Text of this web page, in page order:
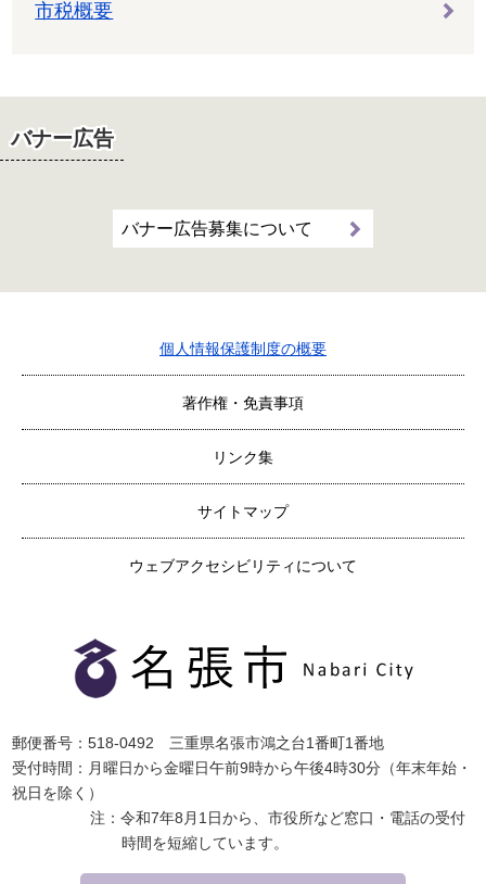
市税概要
バナー広告
バナー広告募集について
個人情報保護制度の概要
著作権・免責事項
リンク集
サイトマップ
ウェブアクセシビリティについて
郵便番号：518-0492 三重県名張市鴻之台1番町1番地
受付時間：月曜日から金曜日午前9時から午後4時30分（年末年始・
祝日を除く）
注：令和7年8月1日から、市役所など窓口・電話の受付
時間を短縮しています。